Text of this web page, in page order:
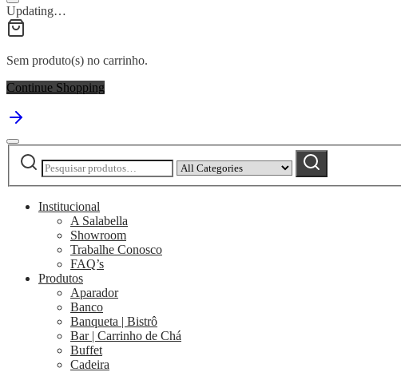
Updating…
Sem produto(s) no carrinho.
Continue Shopping
Pesquisar
por:
by
category:
Pesquisar
Institucional
A Salabella
Showroom
Trabalhe Conosco
FAQ’s
Produtos
Aparador
Banco
Banqueta | Bistrô
Bar | Carrinho de Chá
Buffet
Cadeira